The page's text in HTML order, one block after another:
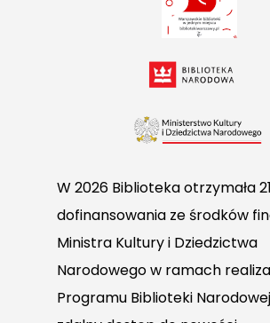
W 2026 Biblioteka otrzymała
dofinansowania ze środków
Ministra Kultury i Dziedzictwa
Narodowego w ramach
Programu Biblioteki